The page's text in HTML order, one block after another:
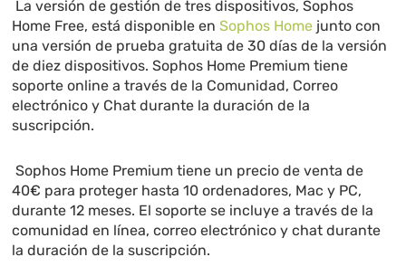
La versión de gestión de tres dispositivos, Sophos
Home Free, está disponible enSophos Home junto con
una versión de prueba gratuita de 30 días de la versión
de diez dispositivos. Sophos Home Premium tiene
soporte online a través de la Comunidad, Correo
electrónico y Chat durante la duración de la
suscripción.
Sophos Home Premium tiene un precio de venta de
40€ para proteger hasta 10 ordenadores, Mac y PC,
durante 12 meses. El soporte se incluye a través de la
comunidad en línea, correo electrónico y chat durante
la duración de la suscripción.